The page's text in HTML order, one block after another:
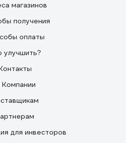
магазинов
получения
оплаты
улучшить?
для инвесторов